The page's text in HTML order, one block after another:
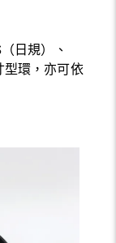
日規）、
型環，亦可依